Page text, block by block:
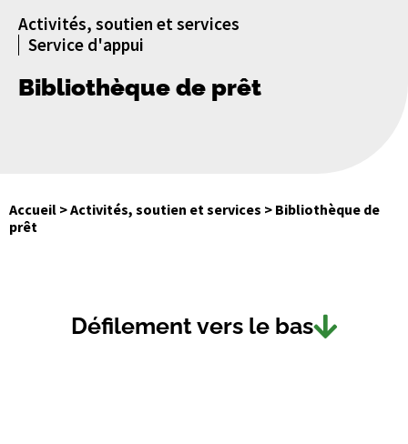
Activités, soutien et services
Service d'appui
Bibliothèque de prêt
Accueil >Activités, soutien et services > Bibliothèque de
prêt
Défilement vers le bas